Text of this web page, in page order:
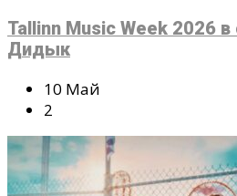
Tallinn Music Week 2026
Дидык
10 Май
2